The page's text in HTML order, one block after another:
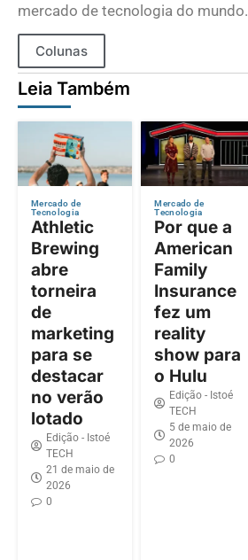
mercado de tecnologia do mundo.
Colunas
Leia Também
Mercado de
Tecnologia
Athletic
Brewing
abre
torneira
de
marketing
para se
destacar
no verão
lotado
Edição - Istoé
TECH
21 de maio de
2026
0
Mercado de
Tecnologia
Por que a
American
Family
Insurance
fez um
reality
show para
o Hulu
Edição - Istoé
TECH
5 de maio de
2026
0